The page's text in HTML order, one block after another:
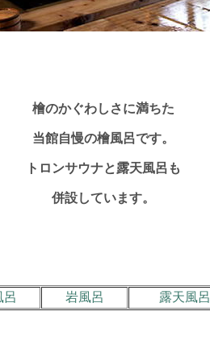
檜のかぐわしさに満ちた
当館自慢の檜風呂です。
トロンサウナと露天風呂も
併設しています。
呂 岩風呂 露天風呂